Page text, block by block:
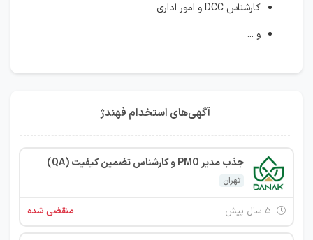
کارشناس DCC و امور اداری
و ...
آگهی‌های استخدام فهندژ
جذب مدیر PMO و کارشناس تضمین کیفیت (QA)
تهران
منقضی شده